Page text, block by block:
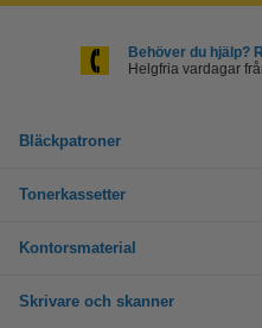
Behöver du hjälp?
Helgfria vardagar
Bläckpatroner
Tonerkassetter
Kontorsmaterial
Skrivare och skanner